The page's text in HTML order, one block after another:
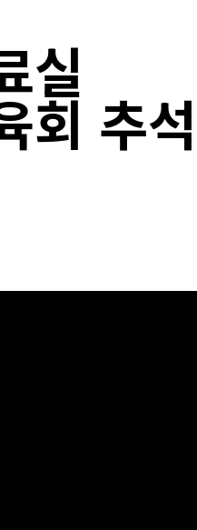
실
회 추